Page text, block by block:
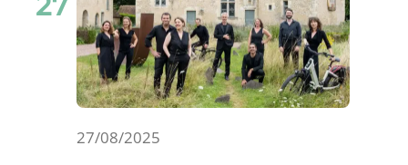
de
vues
27/08/2025